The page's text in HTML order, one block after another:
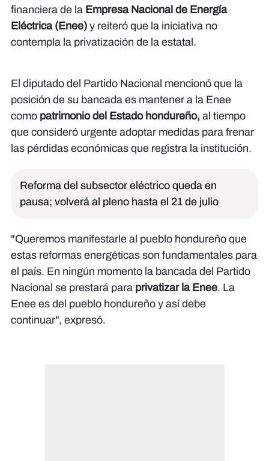
financiera de la Empresa Nacional de Energía
Eléctrica (Enee) y reiteró que la iniciativa no
contempla la privatización de la estatal.
El diputado del Partido Nacional mencionó que la
posición de su bancada es mantener a la Enee
como patrimonio del Estado hondureño, al tiempo
que consideró urgente adoptar medidas para frenar
las pérdidas económicas que registra la institución.
Reforma del subsector eléctrico queda en
pausa; volverá al pleno hasta el 21 de julio
"Queremos manifestarle al pueblo hondureño que
estas reformas energéticas son fundamentales para
el país. En ningún momento la bancada del Partido
Nacional se prestará para privatizar la Enee. La
Enee es del pueblo hondureño y así debe
continuar", expresó.